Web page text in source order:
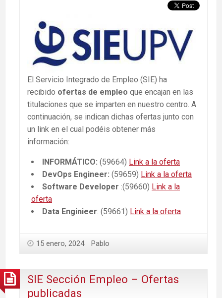
El Servicio Integrado de Empleo (SIE) ha
recibido ofertas de empleo que encajan en las
titulaciones que se imparten en nuestro centro. A
continuación, se indican dichas ofertas junto con
un link en el cual podéis obtener más
información:
INFORMÁTICO: (59664) Link a la oferta
DevOps Engineer: (59659) Link a la oferta
Software Developer :(59660) Link a la
oferta
Data Enginieer: (59661) Link a la oferta
15 enero, 2024 Pablo
SIE Sección Empleo – Ofertas
publicadas